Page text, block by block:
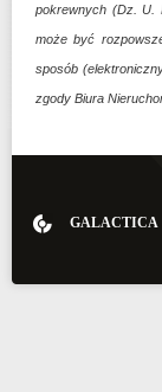
pokrewnych (Dz. U.
może być
sposób
zgody Biura
GALACTICA